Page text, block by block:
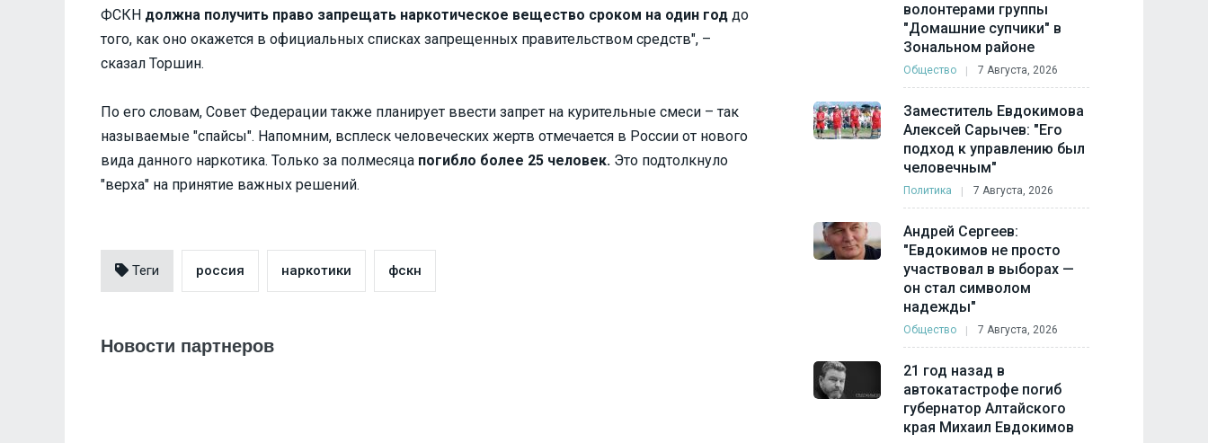
ФСКН должна получить право запрещать наркотическое вещество сроком на один год до
того, как оно окажется в официальных списках запрещенных правительством средств", –
сказал Торшин.
По его словам, Совет Федерации также планирует ввести запрет на курительные смеси – так
называемые "спайсы". Напомним, всплеск человеческих жертв отмечается в России от нового
вида данного наркотика. Только за полмесяца погибло более 25 человек. Это подтолкнуло
"верха" на принятие важных решений.
Теги россия наркотики фскн
Новости партнеров
волонтерами группы
"Домашние супчики" в
Зональном районе
Общество 7 Августа, 2026
Заместитель Евдокимова
Алексей Сарычев: "Его
подход к управлению был
человечным"
Политика 7 Августа, 2026
Андрей Сергеев:
"Евдокимов не просто
участвовал в выборах —
он стал символом
надежды"
Общество 7 Августа, 2026
21 год назад в
автокатастрофе погиб
губернатор Алтайского
края Михаил Евдокимов